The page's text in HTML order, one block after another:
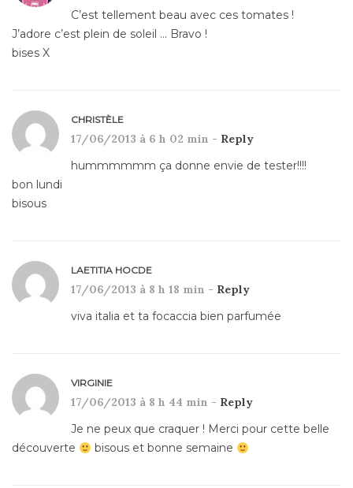
C’est tellement beau avec ces tomates !
J’adore c’est plein de soleil … Bravo !
bises X
CHRISTÈLE
17/06/2013 à 6 h 02 min - Reply
hummmmmm ça donne envie de tester!!!!
bon lundi
bisous
LAETITIA HOCDE
17/06/2013 à 8 h 18 min - Reply
viva italia et ta focaccia bien parfumée
VIRGINIE
17/06/2013 à 8 h 44 min - Reply
Je ne peux que craquer ! Merci pour cette belle
découverte
bisous et bonne semaine